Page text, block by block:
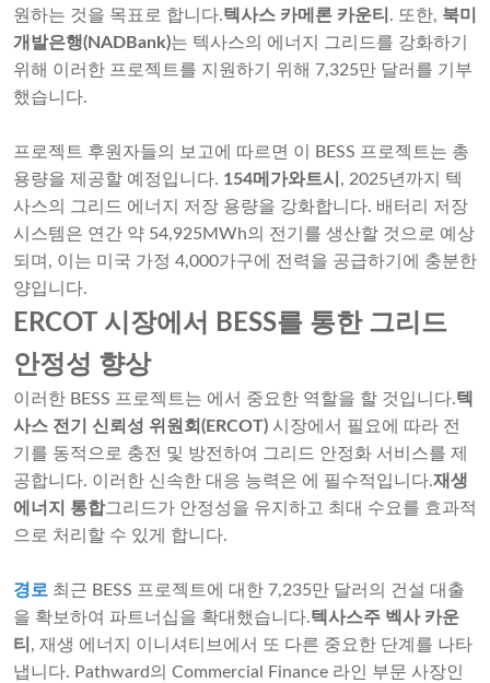
원하는 것을 목표로 합니다.텍사스 카메론 카운티 . 또한, 북미
개발은행(NADBank)는 텍사스의 에너지 그리드를 강화하기
위해 이러한 프로젝트를 지원하기 위해 7,325만 달러를 기부
했습니다.
프로젝트 후원자들의 보고에 따르면 이 BESS 프로젝트는 총
용량을 제공할 예정입니다. 154메가와트시 , 2025년까지 텍
사스의 그리드 에너지 저장 용량을 강화합니다. 배터리 저장
시스템은 연간 약 54,925MWh의 전기를 생산할 것으로 예상
되며, 이는 미국 가정 4,000가구에 전력을 공급하기에 충분한
양입니다.
ERCOT 시장에서 BESS를 통한 그리드
안정성 향상
이러한 BESS 프로젝트는 에서 중요한 역할을 할 것입니다.텍
사스 전기 신뢰성 위원회(ERCOT) 시장에서 필요에 따라 전
기를 동적으로 충전 및 방전하여 그리드 안정화 서비스를 제
공합니다. 이러한 신속한 대응 능력은 에 필수적입니다.재생
에너지 통합그리드가 안정성을 유지하고 최대 수요를 효과적
으로 처리할 수 있게 합니다.
경로 최근 BESS 프로젝트에 대한 7,235만 달러의 건설 대출
을 확보하여 파트너십을 확대했습니다.텍사스주 벡사 카운
티 , 재생 에너지 이니셔티브에서 또 다른 중요한 단계를 나타
냅니다. Pathward의 Commercial Finance 라인 부문 사장인